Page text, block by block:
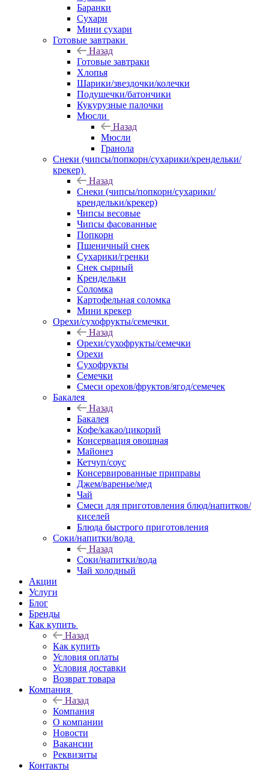
Баранки
Сухари
Мини сухари
Готовые завтраки
Назад
Готовые завтраки
Хлопья
Шарики/звездочки/колечки
Подушечки/батончики
Кукурузные палочки
Мюсли
Назад
Мюсли
Гранола
Снеки (чипсы/попкорн/сухарики/крендельки/
крекер)
Назад
Снеки (чипсы/попкорн/сухарики/
крендельки/крекер)
Чипсы весовые
Чипсы фасованные
Попкорн
Пшеничный снек
Сухарики/гренки
Снек сырный
Крендельки
Соломка
Картофельная соломка
Мини крекер
Орехи/сухофрукты/семечки
Назад
Орехи/сухофрукты/семечки
Орехи
Сухофрукты
Семечки
Смеси орехов/фруктов/ягод/семечек
Бакалея
Назад
Бакалея
Кофе/какао/цикорий
Консервация овощная
Майонез
Кетчуп/соус
Консервированные приправы
Джем/варенье/мед
Чай
Смеси для приготовления блюд/напитков/
киселей
Блюда быстрого приготовления
Соки/напитки/вода
Назад
Соки/напитки/вода
Чай холодный
Акции
Услуги
Блог
Бренды
Как купить
Назад
Как купить
Условия оплаты
Условия доставки
Возврат товара
Компания
Назад
Компания
О компании
Новости
Вакансии
Реквизиты
Контакты